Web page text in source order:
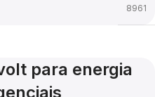
8961
para energia